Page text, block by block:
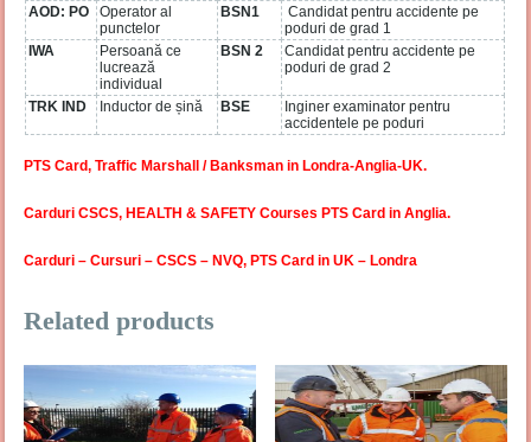
AOD: PO
Operator al
punctelor
BSN1
Candidat pentru accidente pe
poduri de grad 1
IWA
Persoană ce
lucrează
individual
BSN 2
Candidat pentru accidente pe
poduri de grad 2
TRK IND Inductor de șină BSE
Inginer examinator pentru
accidentele pe poduri
PTS Card, Traffic Marshall / Banksman in Londra-Anglia-UK.
Carduri CSCS, HEALTH & SAFETY Courses PTS Card in Anglia.
Carduri – Cursuri – CSCS – NVQ, PTS Card in UK – Londra
Related products